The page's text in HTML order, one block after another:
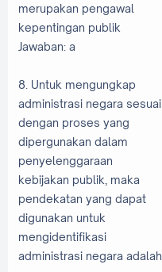
merupakan pengawal
kepentingan publik
Jawaban: a
8. Untuk mengungkap
administrasi negara sesuai
dengan proses yang
dipergunakan dalam
penyelenggaraan
kebijakan publik, maka
pendekatan yang dapat
digunakan untuk
mengidentifikasi
administrasi negara adalah